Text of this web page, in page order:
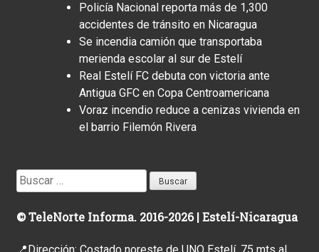
Policía Nacional reporta más de 1,300
accidentes de tránsito en Nicaragua
Se incendia camión que transportaba
merienda escolar al sur de Estelí
Real Estelí FC debuta con victoria ante
Antigua GFC en Copa Centroamericana
Voraz incendio reduce a cenizas vivienda en
el barrio Filemón Rivera
Buscar:
© TeleNorte Informa. 2016-2026 | Estelí-Nicaragua
📍Dirección: Costado noreste de UNO Estelí, 75 mts al